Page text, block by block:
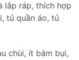
lắp ráp, thích hợp
tủ quần áo, tủ
chùi, ít bám bụi,